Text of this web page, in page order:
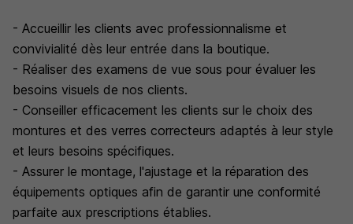
- Accueillir les clients avec professionnalisme et
convivialité dès leur entrée dans la boutique.
- Réaliser des examens de vue sous pour évaluer les
besoins visuels de nos clients.
- Conseiller efficacement les clients sur le choix des
montures et des verres correcteurs adaptés à leur style
et leurs besoins spécifiques.
- Assurer le montage, l'ajustage et la réparation des
équipements optiques afin de garantir une conformité
parfaite aux prescriptions établies.